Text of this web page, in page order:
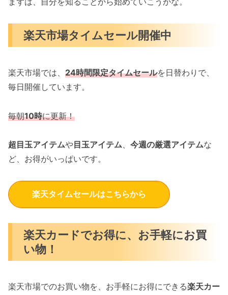
楽天市場タイムセール開催中
楽天市場では、 24時間限定タイムセールを日替わりで、
毎日開催しています。
毎朝10時に更新！
超目玉アイテムや目玉アイテム、 今週の厳選アイテムな
ど、お得がいっぱいです。
楽天タイムセールはこちらから
楽天カードでお得に、お手軽にお買
い物！
楽天市場でのお買い物を、お手軽にお得にできる楽天カー